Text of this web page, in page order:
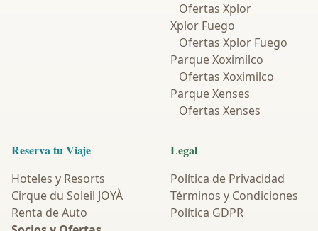
Ofertas Xplor
Xplor Fuego
Ofertas Xplor Fuego
Parque Xoximilco
Ofertas Xoximilco
Parque Xenses
Ofertas Xenses
Reserva tu Viaje
Hoteles y Resorts
Cirque du Soleil JOYÀ
Renta de Auto
Legal
Política de Privacidad
Términos y Condiciones
Política GDPR